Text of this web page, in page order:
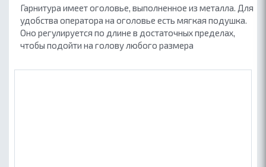
Гарнитура имеет оголовье, выполненное из металла. Для
удобства оператора на оголовье есть мягкая подушка.
Оно регулируется по длине в достаточных пределах,
чтобы подойти на голову любого размера